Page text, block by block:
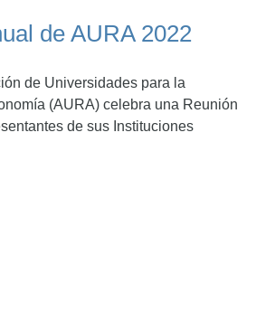
de AURA 2022
de Universidades para la
(AURA) celebra una Reunión
de sus Instituciones